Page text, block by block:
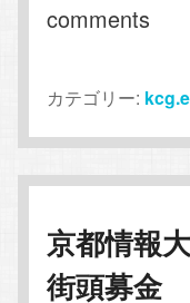
comments
カテゴリー:
京都情報
街頭募金